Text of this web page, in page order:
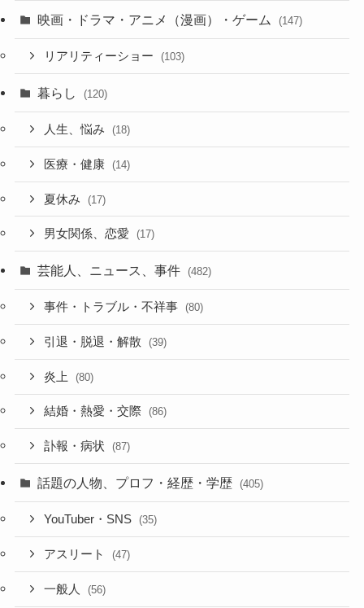
映画・ドラマ・アニメ（漫画）・ゲーム (147)
リアリティーショー (103)
暮らし (120)
人生、悩み (18)
医療・健康 (14)
夏休み (17)
男女関係、恋愛 (17)
芸能人、ニュース、事件 (482)
事件・トラブル・不祥事 (80)
引退・脱退・解散 (39)
炎上 (80)
結婚・熱愛・交際 (86)
訃報・病状 (87)
話題の人物、プロフ・経歴・学歴 (405)
YouTuber・SNS (35)
アスリート (47)
一般人 (56)